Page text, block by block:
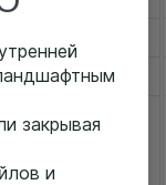
56 100 ₽ за м2
закрывая
и